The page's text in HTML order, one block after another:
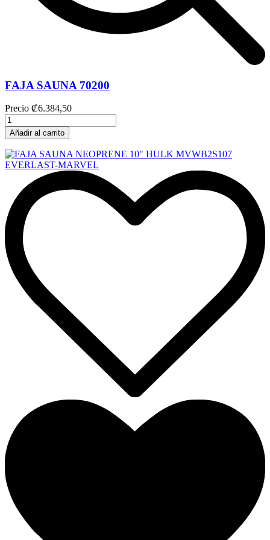
FAJA SAUNA 70200
Precio ₡6.384,50
Añadir al carrito